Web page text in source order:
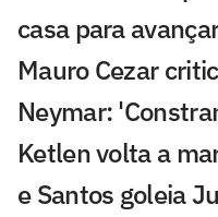
casa para
Mauro Cezar
Neymar:
Ketlen volta a
e Santos goleia